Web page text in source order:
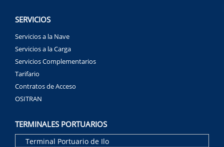
SERVICIOS
Servicios a la Nave
Servicios a la Carga
Servicios Complementarios
Tarifario
Contratos de Acceso
OSITRAN
TERMINALES PORTUARIOS
Terminal Portuario de Ilo